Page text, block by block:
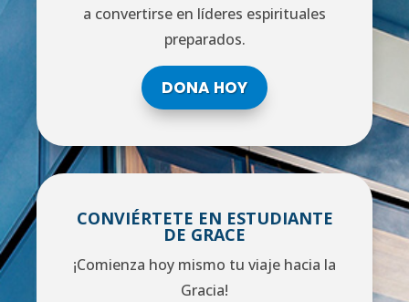
a convertirse en líderes espirituales
preparados.
DONA HOY
CONVIÉRTETE EN ESTUDIANTE
DE GRACE
¡Comienza hoy mismo tu viaje hacia la
Gracia!